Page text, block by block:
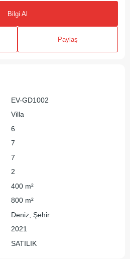
Bilgi Al
Paylaş
EV-GD1002
Villa
6
7
7
2
400 m²
800 m²
Deniz, Şehir
2021
SATILIK